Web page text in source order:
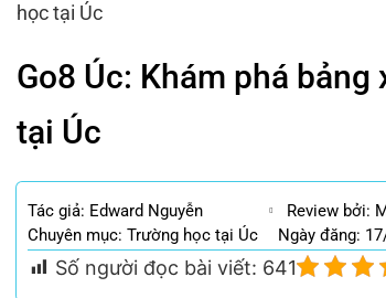
học tại Úc
Go8 Úc: Khám phá
tại Úc
Tác giả: Edward Nguyễn
Review bởi:
Chuyên mục: Trường học tại Úc Ngày đăng:
Số người đọc bài viết: 641